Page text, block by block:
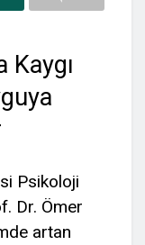
Kaygı
Psikoloji
Dr. Ömer
artan